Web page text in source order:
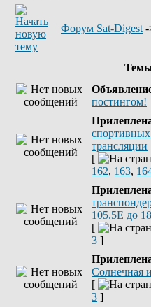
Форум Sat-Digest -
постингом!
трансляции
[
162, 163,
105.5Е до
[
3 ]
Солнечная
[
3 ]